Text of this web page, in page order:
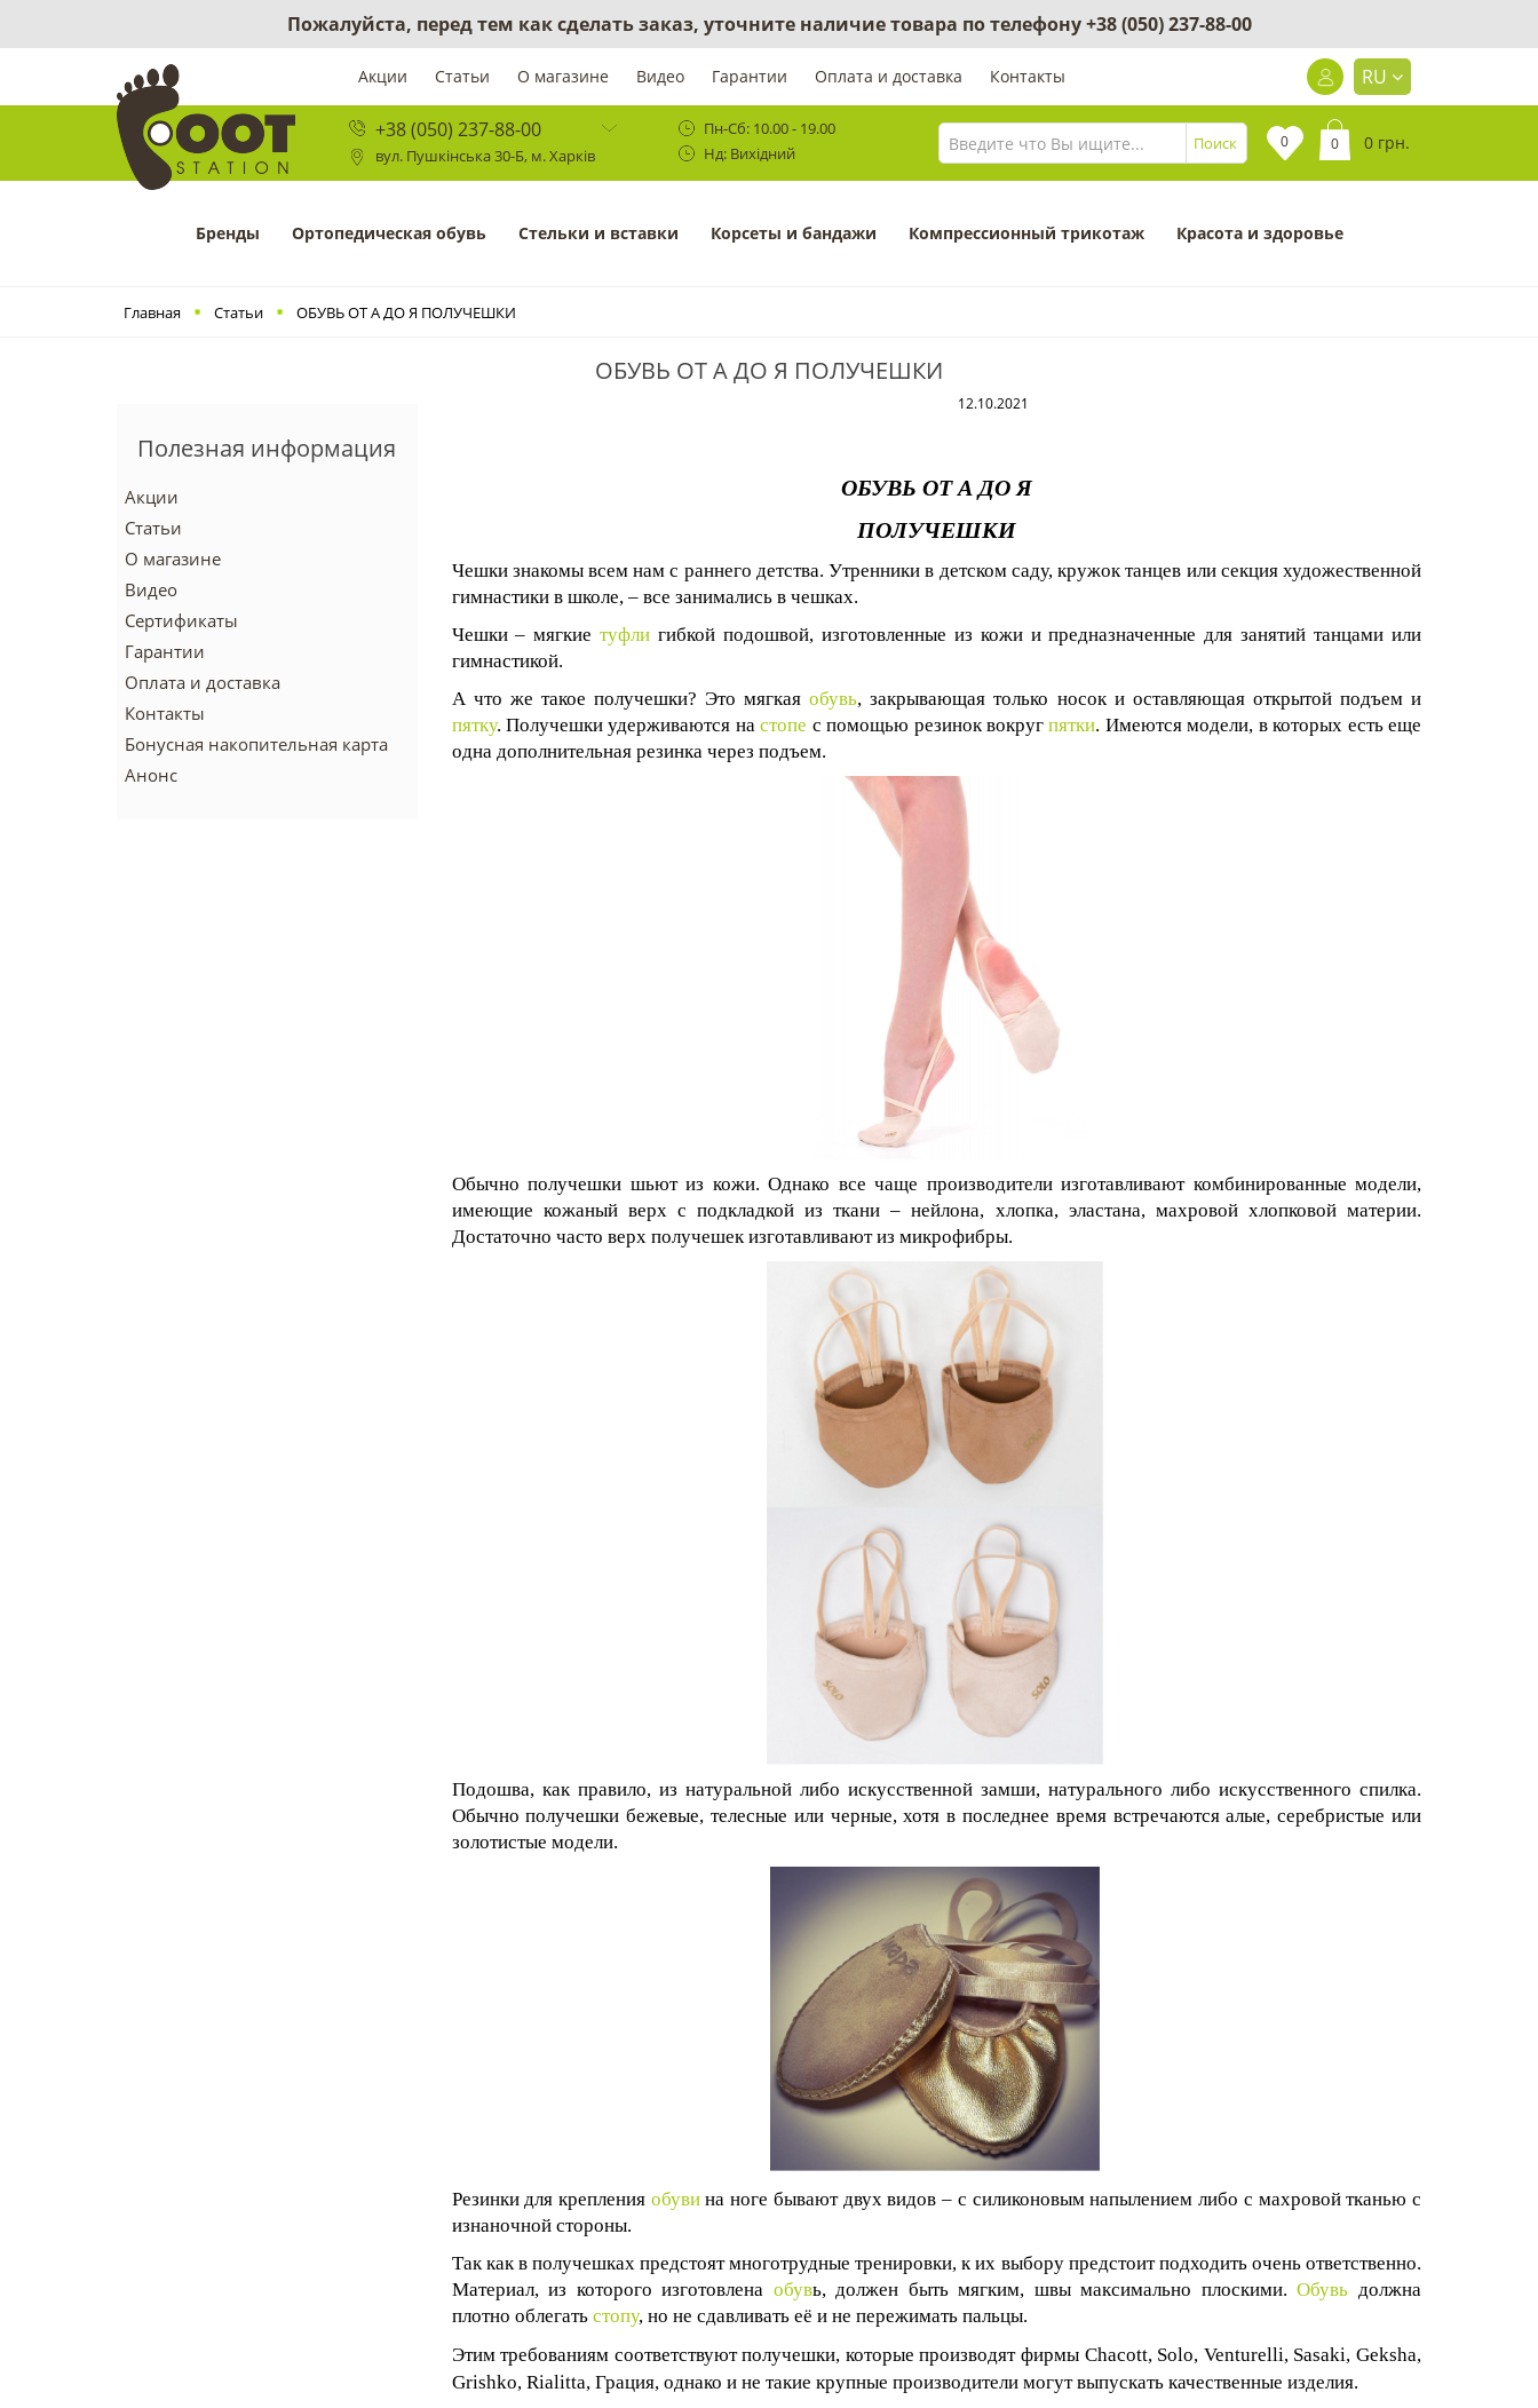
Пожалуйста, перед тем как сделать заказ, уточните наличие товара по телефону+38 (050) 237-88-00
Акции Статьи О магазине Видео Гарантии Оплата и доставка Контакты RU
+38 (050) 237-88-00
вул. Пушкінська 30-Б, м. Харків
Пн-Сб: 10.00 - 19.00
Нд: Вихідний
Поиск 0 0 0 грн.
Бренды Ортопедическая обувь Cтельки и вставки Корсеты и бандажи Компрессионный трикотаж Красота и здоровье
Главная Статьи ОБУВЬ ОТ А ДО Я ПОЛУЧЕШКИ
ОБУВЬ ОТ А ДО Я ПОЛУЧЕШКИ
Полезная информация
Акции
Статьи
О магазине
Видео
Сертификаты
Гарантии
Оплата и доставка
Контакты
Бонусная накопительная карта
Анонс
12.10.2021
ОБУВЬ ОТ А ДО Я
ПОЛУЧЕШКИ
Чешки знакомы всем нам с раннего детства. Утренники в детском саду, кружок танцев или секция художественной
гимнастики в школе, – все занимались в чешках.
Чешки – мягкиетуфли гибкой подошвой, изготовленные из кожи и предназначенные для занятий танцами или
гимнастикой.
А что же такое получешки? Это мягкаяобувь, закрывающая только носок и оставляющая открытой подъем и
пятку. Получешки удерживаются настопе с помощью резинок вокругпятки. Имеются модели, в которых есть еще
одна дополнительная резинка через подъем.
Обычно получешки шьют из кожи. Однако все чаще производители изготавливают комбинированные модели,
имеющие кожаный верх с подкладкой из ткани – нейлона, хлопка, эластана, махровой хлопковой материи.
Достаточно часто верх получешек изготавливают из микрофибры.
Подошва, как правило, из натуральной либо искусственной замши, натурального либо искусственного спилка.
Обычно получешки бежевые, телесные или черные, хотя в последнее время встречаются алые, серебристые или
золотистые модели.
Резинки для крепления обувина ноге бывают двух видов – с силиконовым напылением либо с махровой тканью с
изнаночной стороны.
Так как в получешках предстоят многотрудные тренировки, к их выбору предстоит подходить очень ответственно.
Материал, из которого изготовлена обувь, должен быть мягким, швы максимально плоскими.Обувь должна
плотно облегать стопу, но не сдавливать её и не пережимать пальцы.
Этим требованиям соответствуют получешки, которые производят фирмы Chacott, Solo, Venturelli, Sasaki, Geksha,
Grishko, Rialitta, Грация, однако и не такие крупные производители могут выпускать качественные изделия.